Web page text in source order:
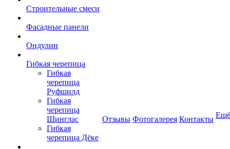
Строительные смеси
Фасадные панели
Ондулин
Гибкая черепица
Гибкая
черепица
Руфшилд
Гибкая
черепица
Шинглас
Гибкая
черепица Дёке
Отзывы Фотогалерея Контакты Ещё